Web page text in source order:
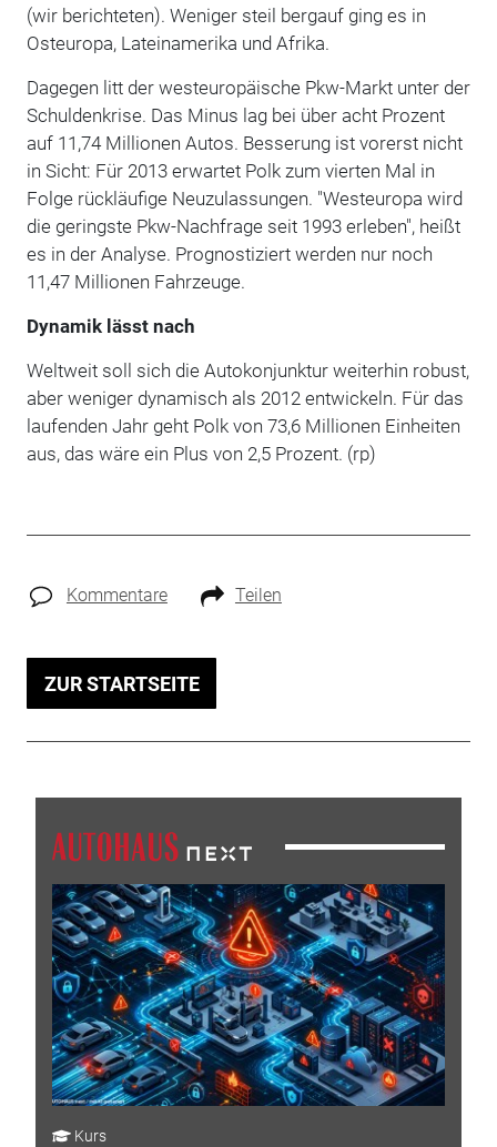
(wir berichteten). Weniger steil bergauf ging es in
Osteuropa, Lateinamerika und Afrika.
Dagegen litt der westeuropäische Pkw-Markt unter der
Schuldenkrise. Das Minus lag bei über acht Prozent
auf 11,74 Millionen Autos. Besserung ist vorerst nicht
in Sicht: Für 2013 erwartet Polk zum vierten Mal in
Folge rückläufige Neuzulassungen. "Westeuropa wird
die geringste Pkw-Nachfrage seit 1993 erleben", heißt
es in der Analyse. Prognostiziert werden nur noch
11,47 Millionen Fahrzeuge.
Dynamik lässt nach
Weltweit soll sich die Autokonjunktur weiterhin robust,
aber weniger dynamisch als 2012 entwickeln. Für das
laufenden Jahr geht Polk von 73,6 Millionen Einheiten
aus, das wäre ein Plus von 2,5 Prozent. (rp)
Kommentare Teilen
ZUR STARTSEITE
Kurs